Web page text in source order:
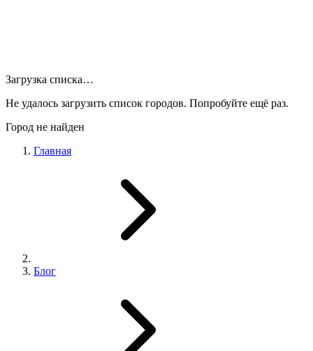
Загрузка списка…
Не удалось загрузить список городов. Попробуйте ещё раз.
Город не найден
Главная
Блог